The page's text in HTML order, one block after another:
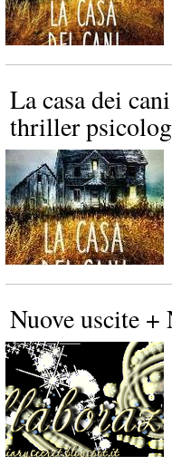
La casa dei
thriller
Nuove uscite +